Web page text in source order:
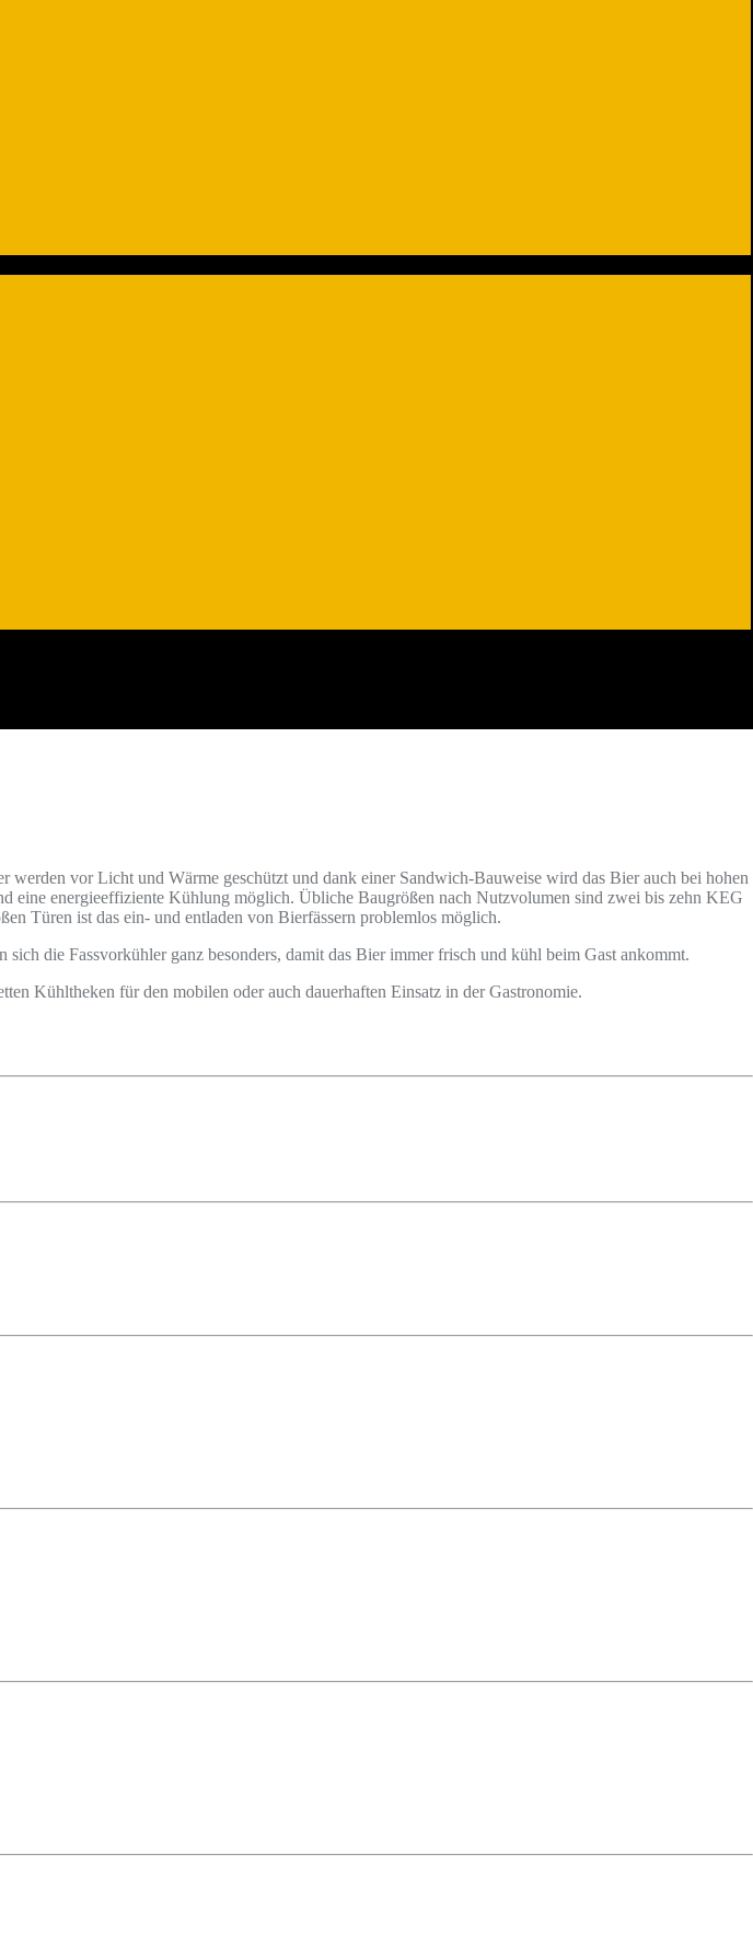
vor Licht und Wärme geschützt und dank einer Sandwich-Bauweise wird das Bier auch bei hohen
eine energieeffiziente Kühlung möglich. Übliche Baugrößen nach Nutzvolumen sind zwei bis zehn KEG
Türen ist das ein- und entladen von Bierfässern problemlos möglich.
die Fassvorkühler ganz besonders, damit das Bier immer frisch und kühl beim Gast ankommt.
Kühltheken für den mobilen oder auch dauerhaften Einsatz in der Gastronomie.